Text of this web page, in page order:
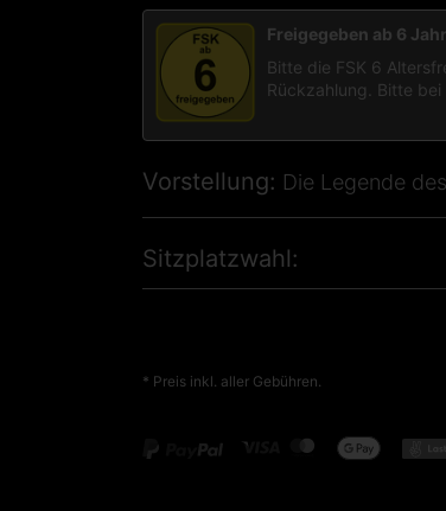
Freigegeben ab 6
Bitte die FSK 6
Rückzahlung. Bitte
Vorstellung Die Legende
Sitzplatzwahl
* Preis inkl. aller Gebühren.